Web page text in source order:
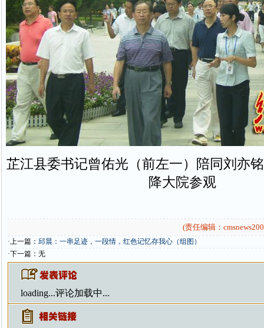
芷江县委书记曾佑光（前左一）陪同刘亦
降大院参观
(责任编辑：
·上一篇： 邱晨：一串足迹，一段情，红色记忆存我心（组图）
·下一篇：无
loading...评论加载中...